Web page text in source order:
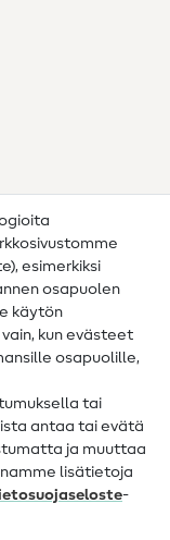
esimerkiksi
osapuolen
käytön
kun evästeet
osapuolille,
tai
antaa tai evätä
ja muuttaa
lisätietoja
-